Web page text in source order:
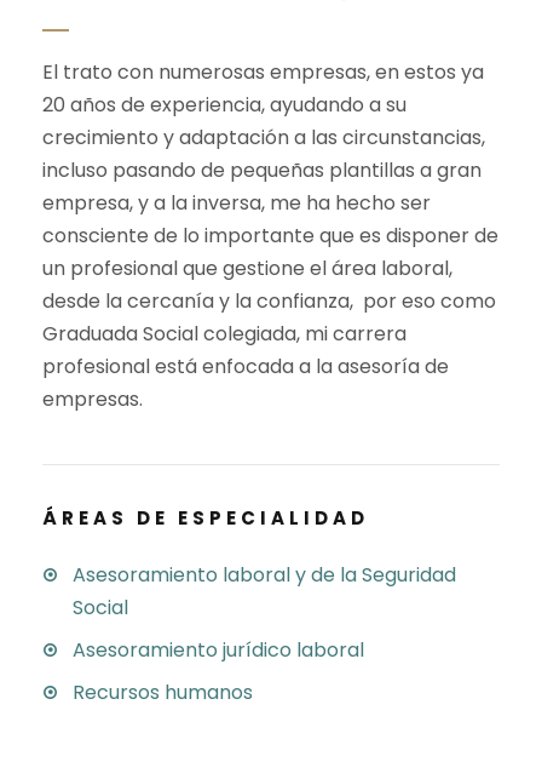
El trato con numerosas empresas, en estos ya
20 años de experiencia, ayudando a su
crecimiento y adaptación a las circunstancias,
incluso pasando de pequeñas plantillas a gran
empresa, y a la inversa, me ha hecho ser
consciente de lo importante que es disponer de
un profesional que gestione el área laboral,
desde la cercanía y la confianza, por eso como
Graduada Social colegiada, mi carrera
profesional está enfocada a la asesoría de
empresas.
ÁREAS DE ESPECIALIDAD
Asesoramiento laboral y de la Seguridad
Social
Asesoramiento jurídico laboral
Recursos humanos